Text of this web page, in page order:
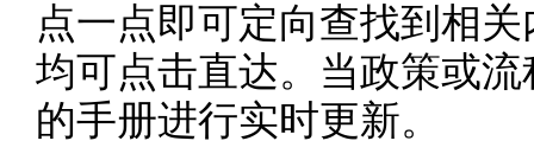
点一点即可定向查找到相
均可点击直达。当政策或
的手册进行实时更新。